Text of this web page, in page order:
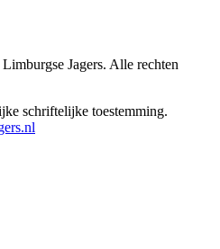
Jagers. Alle rechten
schriftelijke toestemming.